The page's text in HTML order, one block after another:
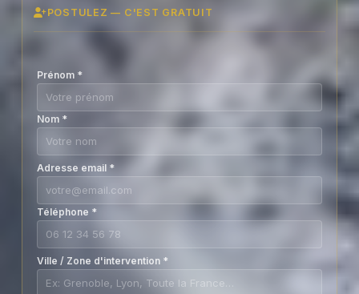
POSTULEZ — C'EST GRATUIT
Prénom *
Nom *
Adresse email *
Téléphone *
Ville / Zone d'intervention *